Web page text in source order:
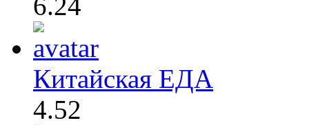
Китайская ЕДА
4.52